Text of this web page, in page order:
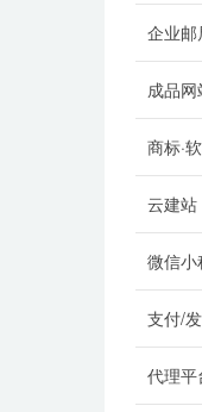
企业邮
成品网
商标·
云建站
微信小
支付/
代理平